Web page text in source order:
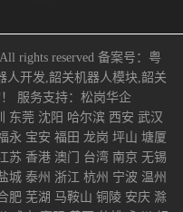
rights reserved 备案号： 粤
人开发,韶关机器人模块,韶关
服务支持： 松岗华企
东莞 沈阳 哈尔滨 西安 武汉
永 宝安 福田 龙岗 坪山 塘厦
苏 香港 澳门 台湾 南京 无锡
城 泰州 浙江 杭州 宁波 温州
肥 芜湖 马鞍山 铜陵 安庆 滁